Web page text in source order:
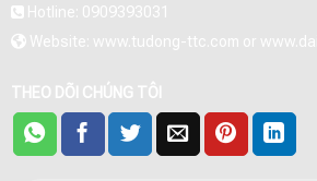
Hotline: 0909393031
Website: www.tudong-ttc.com or
THEO DÕI CHÚNG TÔI